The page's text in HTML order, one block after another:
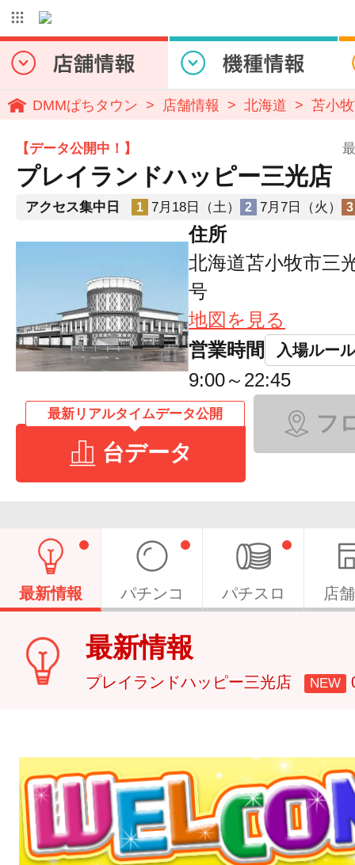
DMMぱちタウン 店舗情報 北海道 苫小
【データ公開中！】
プレイランドハッピー三光店
アクセス集中日 1 7月18日（土） 2 7月7日（火） 3
住所
北海道苫小牧市三
号
地図を見る
営業時間
入場ルール
9:00～22:45
最新リアルタイムデータ公開
台データ
フ
最新情報 パチンコ パチスロ 店
最新情報
プレイランドハッピー三光店 NEW